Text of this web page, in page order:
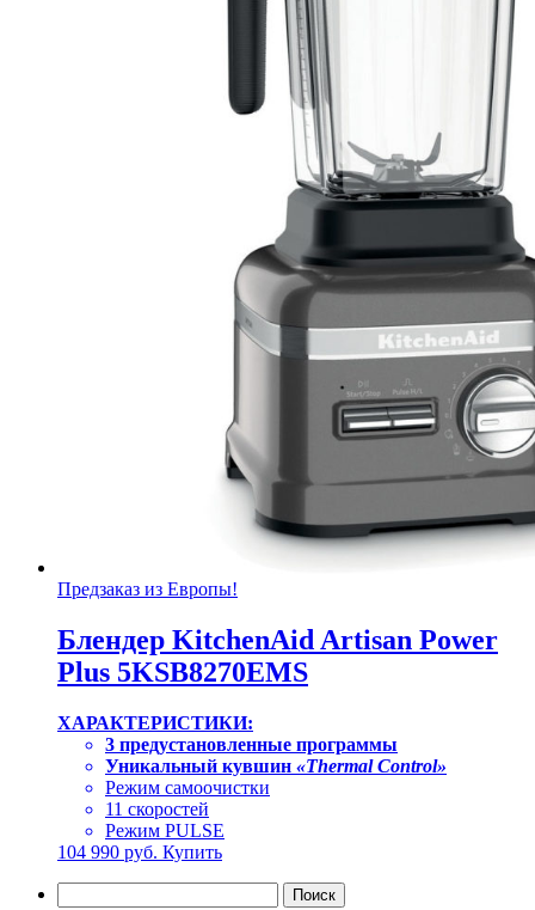
Предзаказ из Европы!
Блендер KitchenAid Artisan Power
Plus 5KSB8270EMS
ХАРАКТЕРИСТИКИ:
3 предустановленные программы
Уникальный кувшин «Thermal Control»
Режим самоочистки
11 скоростей
Режим PULSE
104 990 руб. Купить